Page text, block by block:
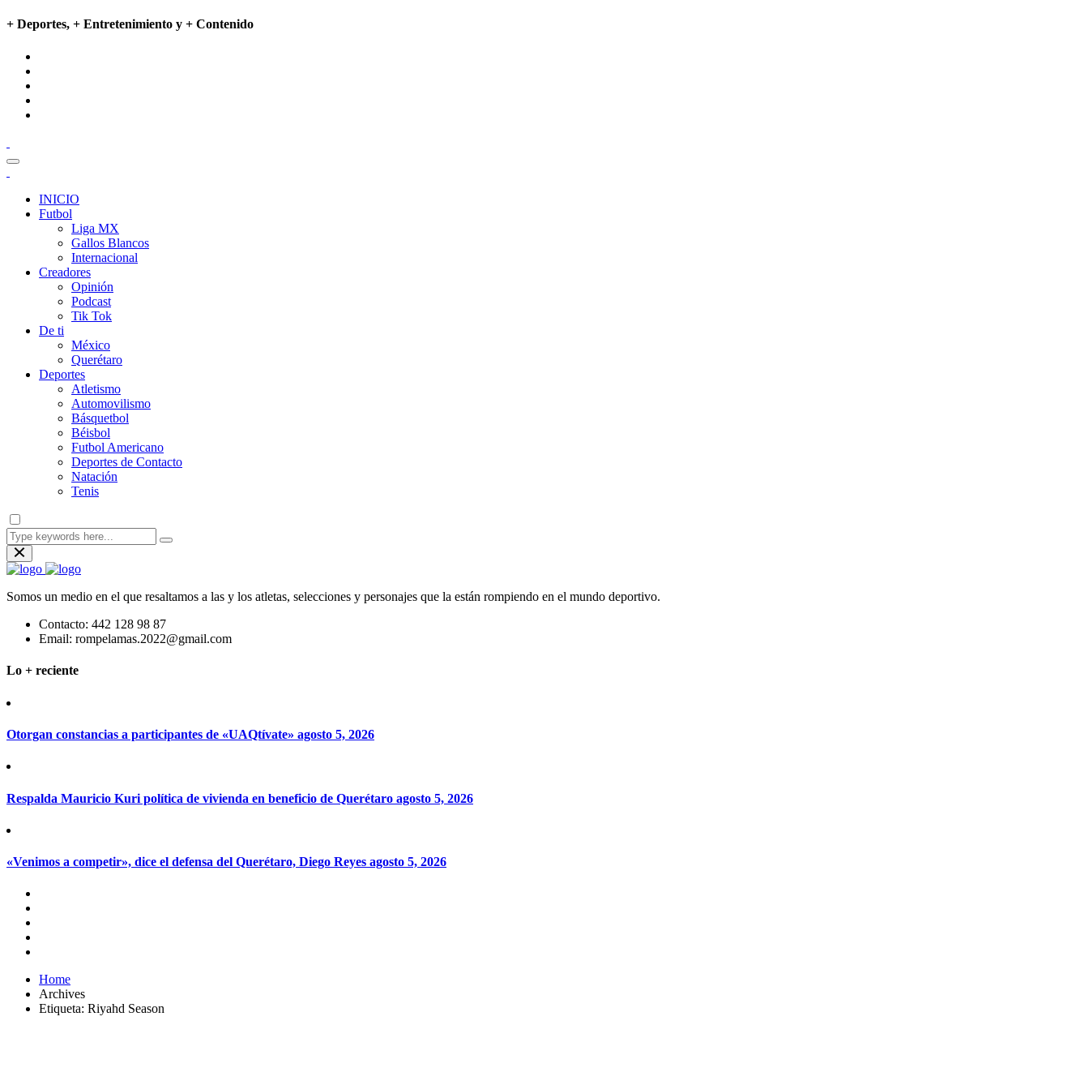
+ Deportes, + Entretenimiento y + Contenido
INICIO
Futbol
Liga MX
Gallos Blancos
Internacional
Creadores
Opinión
Podcast
Tik Tok
De ti
México
Querétaro
Deportes
Atletismo
Automovilismo
Básquetbol
Béisbol
Futbol Americano
Deportes de Contacto
Natación
Tenis
Somos un medio en el que resaltamos a las y los atletas, selecciones y personajes que la están rompiendo en el mundo deportivo.
Contacto: 442 128 98 87
Email: rompelamas.2022@gmail.com
Lo + reciente
Otorgan constancias a participantes de «UAQtívate» agosto 5, 2026
Respalda Mauricio Kuri política de vivienda en beneficio de Querétaro agosto 5, 2026
«Venimos a competir», dice el defensa del Querétaro, Diego Reyes agosto 5, 2026
Home
Archives
Etiqueta: Riyahd Season